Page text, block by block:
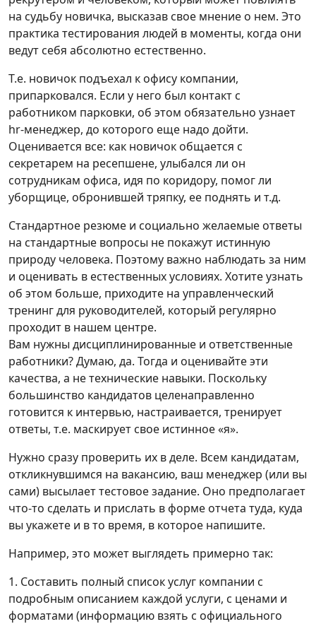
на судьбу новичка, высказав свое мнение о нем. Это
практика тестирования людей в моменты, когда они
ведут себя абсолютно естественно.
Т.е. новичок подъехал к офису компании,
припарковался. Если у него был контакт с
работником парковки, об этом обязательно узнает
hr-менеджер, до которого еще надо дойти.
Оценивается все: как новичок общается с
секретарем на ресепшене, улыбался ли он
сотрудникам офиса, идя по коридору, помог ли
уборщице, обронившей тряпку, ее поднять и т.д.
Стандартное резюме и социально желаемые ответы
на стандартные вопросы не покажут истинную
природу человека. Поэтому важно наблюдать за ним
и оценивать в естественных условиях. Хотите узнать
об этом больше, приходите на управленческий
тренинг для руководителей, который регулярно
проходит в нашем центре.
Вам нужны дисциплинированные и ответственные
работники? Думаю, да. Тогда и оценивайте эти
качества, а не технические навыки. Поскольку
большинство кандидатов целенаправленно
готовится к интервью, настраивается, тренирует
ответы, т.е. маскирует свое истинное «я».
Нужно сразу проверить их в деле. Всем кандидатам,
откликнувшимся на вакансию, ваш менеджер (или вы
сами) высылает тестовое задание. Оно предполагает
что-то сделать и прислать в форме отчета туда, куда
вы укажете и в то время, в которое напишите.
Например, это может выглядеть примерно так:
1. Составить полный список услуг компании с
подробным описанием каждой услуги, с ценами и
форматами (информацию взять с официального